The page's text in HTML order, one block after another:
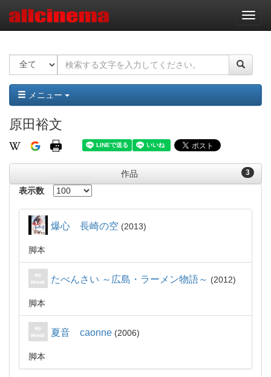
ナ
ビ
ー
ョ
ン
メニュー
原田裕文
3
作品
表示数
爆心 長崎の空 2013
脚本
たべんさい ～広島・ラーメン物語～ 2012
脚本
夏音 caonne 2006
脚本